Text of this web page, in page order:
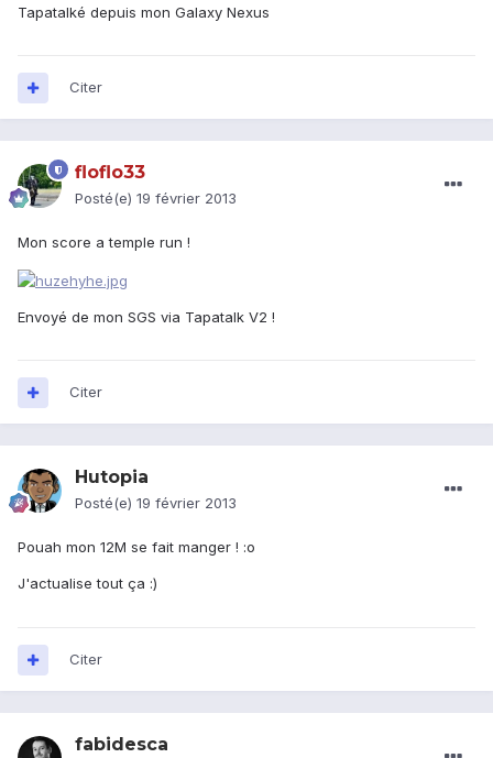
Tapatalké depuis mon Galaxy Nexus
Citer
floflo33
Posté(e) 19 février 2013
Mon score a temple run !
Envoyé de mon SGS via Tapatalk V2 !
Citer
Hutopia
Posté(e) 19 février 2013
Pouah mon 12M se fait manger ! :o
J'actualise tout ça :)
Citer
fabidesca